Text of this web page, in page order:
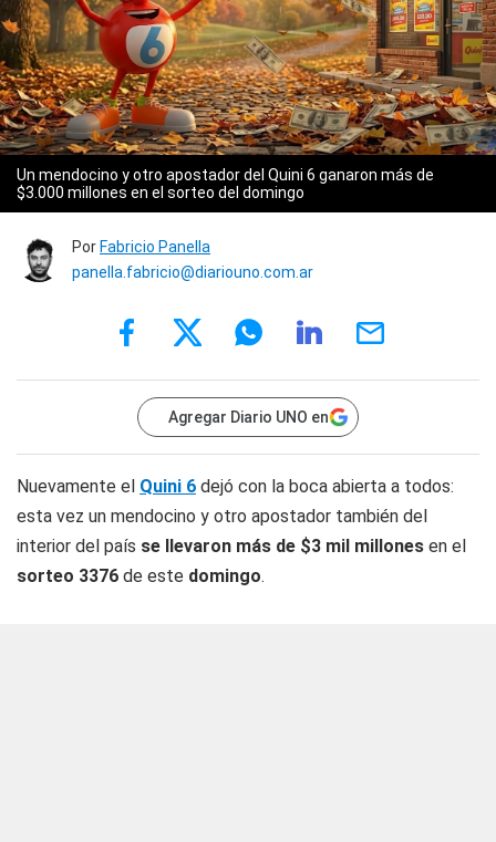
Un mendocino y otro apostador del Quini 6 ganaron más de
$3.000 millones en el sorteo del domingo
Por Fabricio Panella
panella.fabricio@diariouno.com.ar
Agregar Diario UNO en
Nuevamente el Quini 6 dejó con la boca abierta a todos:
esta vez un mendocino y otro apostador también del
interior del país se llevaron más de $3 mil millones en el
sorteo 3376 de este domingo.